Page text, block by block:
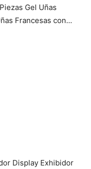
Gel Uñas
Francesas con...
Display Exhibidor